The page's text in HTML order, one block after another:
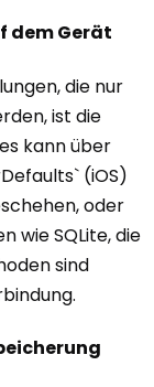
dem Gerät
die nur
ist die
kann über
(iOS)
oder
wie SQLite, die
sind